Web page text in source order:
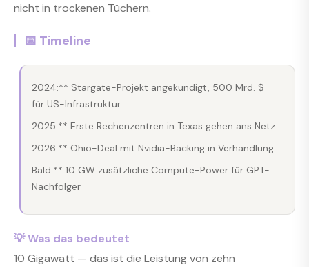
nicht in trockenen Tüchern.
📅 Timeline
2024:** Stargate-Projekt angekündigt, 500 Mrd. $
für US-Infrastruktur
2025:** Erste Rechenzentren in Texas gehen ans Netz
2026:** Ohio-Deal mit Nvidia-Backing in Verhandlung
Bald:** 10 GW zusätzliche Compute-Power für GPT-
Nachfolger
💡 Was das bedeutet
10 Gigawatt — das ist die Leistung von zehn